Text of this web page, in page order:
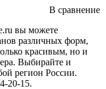
В сравнение
вы можете
различных форм,
красивым, но и
Выбирайте и
регион России.
20-15.